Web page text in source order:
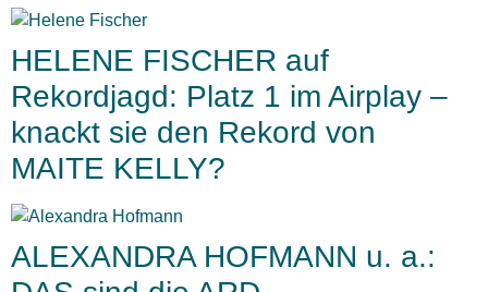
HELENE FISCHER auf
Rekordjagd: Platz 1 im Airplay –
knackt sie den Rekord von
MAITE KELLY?
ALEXANDRA HOFMANN u. a.: